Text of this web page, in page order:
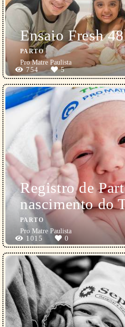
Ensaio Fresh
PARTO
Pro Matre Paulista
754
5
Registro de
nascimento do
PARTO
Pro Matre Paulista
1015
0